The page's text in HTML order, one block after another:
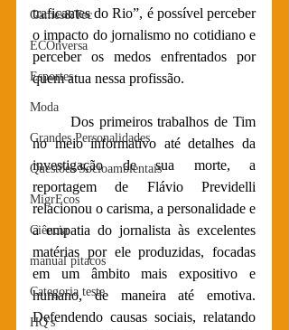
Games&Tec
ECOnversa
Esportes
Moda
Grandes Personalidades
Questões Socioambientais
MigrEcos
Ciência
manual pitacos
Categoria teste
HQ's
traficantes do Rio”, é possível perceber
o impacto do jornalismo no cotidiano e
perceber os medos enfrentados por
quem atua nessa profissão.
Dos primeiros trabalhos de Tim
no meio informativo até detalhes da
investigação de sua morte, a
reportagem de Flávio Previdelli
relacionou o carisma, a personalidade e
a empatia do jornalista às excelentes
matérias por ele produzidas, focadas
em um âmbito mais expositivo e
humano, de maneira até emotiva.
Defendendo causas sociais, relatando